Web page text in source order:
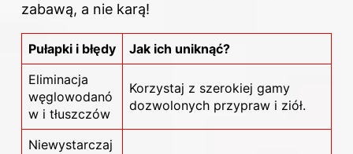
zabawą, a nie karą!
Pułapki i błędy
Jak ich uniknąć?
Eliminacja
węglowodanó
w i tłuszczów
Korzystaj z szerokiej gamy
dozwolonych przypraw i ziół.
Niewystarczaj